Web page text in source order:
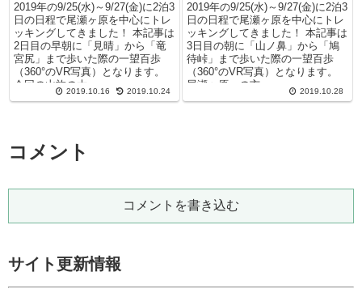
2019年の9/25(水)～9/27(金)に2泊3
日の日程で尾瀬ヶ原を中心にトレ
ッキングしてきました！ 本記事は
2日目の早朝に「見晴」から「竜
宮尻」まで歩いた際の一望百歩
（360°のVR写真）となります。
今回の山旅の大...
2019.10.16 2019.10.24
2019年の9/25(水)～9/27(金)に2泊3
日の日程で尾瀬ヶ原を中心にトレ
ッキングしてきました！ 本記事は
3日目の朝に「山ノ鼻」から「鳩
待峠」まで歩いた際の一望百歩
（360°のVR写真）となります。
尾瀬ヶ原への玄...
2019.10.28
コメント
コメントを書き込む
サイト更新情報